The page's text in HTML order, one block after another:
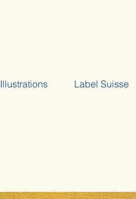
Illustrations Label Suisse